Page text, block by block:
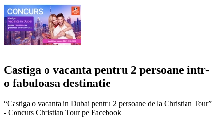
Castiga o vacanta pentru 2 persoane intr-
o fabuloasa destinatie
“Castiga o vacanta in Dubai pentru 2 persoane de la Christian Tour”
- Concurs Christian Tour pe Facebook